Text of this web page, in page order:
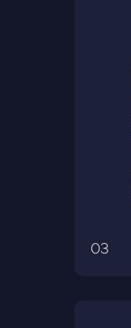
03